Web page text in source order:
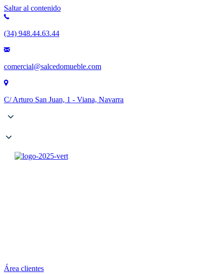
Saltar al contenido
(34) 948.44.63.44
comercial@salcedomueble.com
C/ Arturo San Juan, 1 - Viana, Navarra
Área clientes